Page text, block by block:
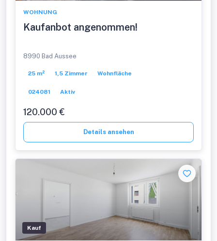
WOHNUNG
Kaufanbot angenommen!
8990 Bad Aussee
25 m² 1,5 Zimmer Wohnfläche
024081 Aktiv
120.000 €
Details ansehen
Kauf